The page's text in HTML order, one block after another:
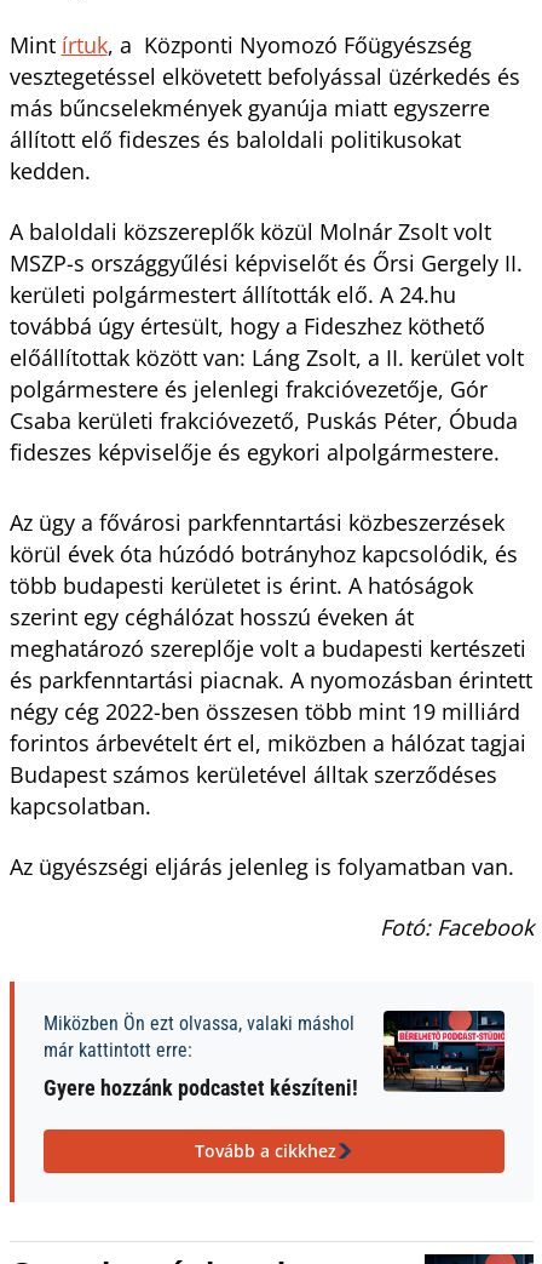
Mint írtuk, a Központi Nyomozó Főügyészség
vesztegetéssel elkövetett befolyással üzérkedés és
más bűncselekmények gyanúja miatt egyszerre
állított elő fideszes és baloldali politikusokat
kedden.
A baloldali közszereplők közül Molnár Zsolt volt
MSZP-s országgyűlési képviselőt és Őrsi Gergely II.
kerületi polgármestert állították elő. A 24.hu
továbbá úgy értesült, hogy a Fideszhez köthető
előállítottak között van: Láng Zsolt, a II. kerület volt
polgármestere és jelenlegi frakcióvezetője, Gór
Csaba kerületi frakcióvezető, Puskás Péter, Óbuda
fideszes képviselője és egykori alpolgármestere.
Az ügy a fővárosi parkfenntartási közbeszerzések
körül évek óta húzódó botrányhoz kapcsolódik, és
több budapesti kerületet is érint. A hatóságok
szerint egy céghálózat hosszú éveken át
meghatározó szereplője volt a budapesti kertészeti
és parkfenntartási piacnak. A nyomozásban érintett
négy cég 2022-ben összesen több mint 19 milliárd
forintos árbevételt ért el, miközben a hálózat tagjai
Budapest számos kerületével álltak szerződéses
kapcsolatban.
Az ügyészségi eljárás jelenleg is folyamatban van.
Fotó: Facebook
Miközben Ön ezt olvassa, valaki máshol
már kattintott erre:
Gyere hozzánk podcastet készíteni!
Tovább a cikkhez